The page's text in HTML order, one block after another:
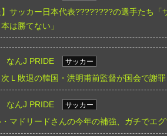
】サッカー日本代表????????の選手たち
は勝てない」
なんJ PRIDE
サッカー
Ｌ敗退の韓国・洪明甫前監督が国会で謝
なんJ PRIDE
サッカー
・マドリードさんの今年の補強、ガチでエ